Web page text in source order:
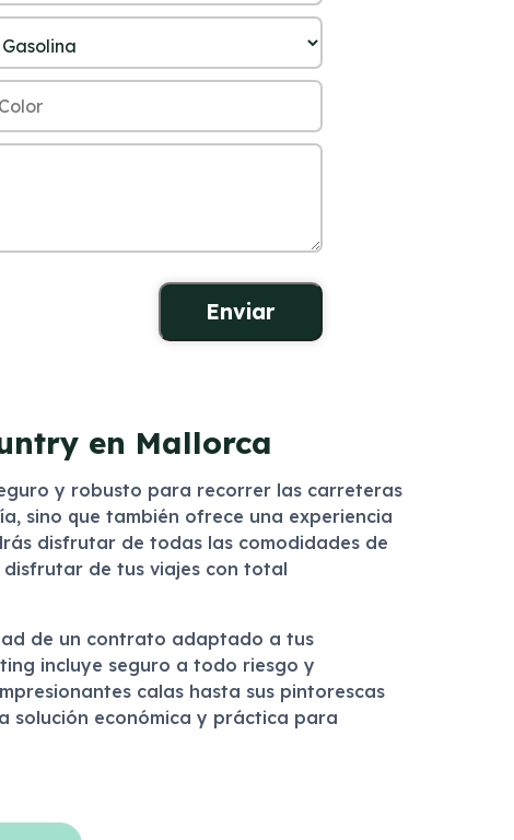
en Mallorca
y robusto para recorrer las carreteras
sino que también ofrece una experiencia
disfrutar de todas las comodidades de
de tus viajes con total
de un contrato adaptado a tus
incluye seguro a todo riesgo y
calas hasta sus pintorescas
solución económica y práctica para